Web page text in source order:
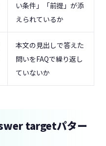
い条件」「前提」が添
えられているか
本文の見出しで答えた
問いをFAQで繰り返し
ていないか
targetパター